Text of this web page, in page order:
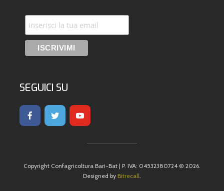
SEGUICI SU
Copyright Confagricoltura Bari-Bat | P. IVA: 04532380724 © 2026.
Designed by Bitrecall